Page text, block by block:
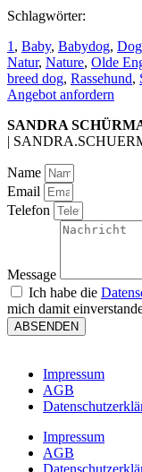
Schlagwörter:
1 , Baby, Babydog, Dog
Natur, Nature, Olde
breed dog, Rassehund,
Angebot anfordern
SANDRA
|
Name
Email
Telefon
Message
Ich habe die
mich damit
ABSENDEN
Impressum
AGB
Impressum
AGB